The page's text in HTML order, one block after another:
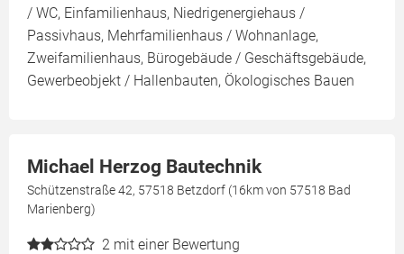
/ WC, Einfamilienhaus, Niedrigenergiehaus /
Passivhaus, Mehrfamilienhaus / Wohnanlage,
Zweifamilienhaus, Bürogebäude / Geschäftsgebäude,
Gewerbeobjekt / Hallenbauten, Ökologisches Bauen
Michael Herzog Bautechnik
Schützenstraße 42, 57518 Betzdorf (16km von 57518 Bad
Marienberg)
2 mit einer Bewertung